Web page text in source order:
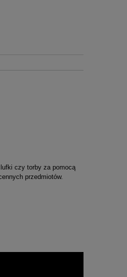
czy torby za pomocą
przedmiotów.